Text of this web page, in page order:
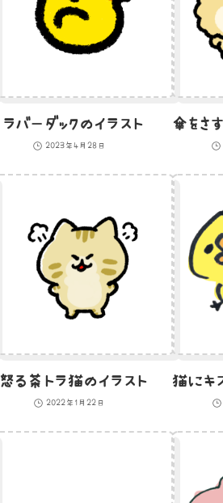
ラバーダックのイラスト
2023年4月28日
怒る茶トラ猫のイラスト
2022年1月22日